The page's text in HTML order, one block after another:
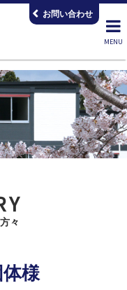
お問い合わせ
々
様